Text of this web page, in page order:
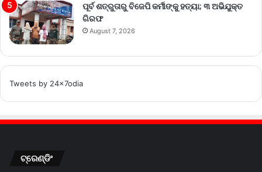
ପୂର୍ବ ଶତ୍ରୁତାରୁ ବିଜେପି କର୍ମୀଙ୍କୁ ହତ୍ୟା; ୩ ଅଭିଯୁକ୍ତ
ଗିରଫ
August 7, 2026
Tweets by 24x7odia
ଟ୍ରେଣ୍ଡିଂ